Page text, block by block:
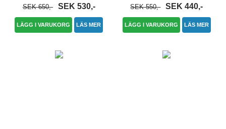
SEK 650,- SEK 530,-
LÄGG I VARUKORG LÄS MER
SEK 550,- SEK 440,-
LÄGG I VARUKORG LÄS MER